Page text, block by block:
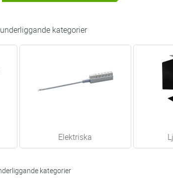
kategorier
Elektriska
kategorier